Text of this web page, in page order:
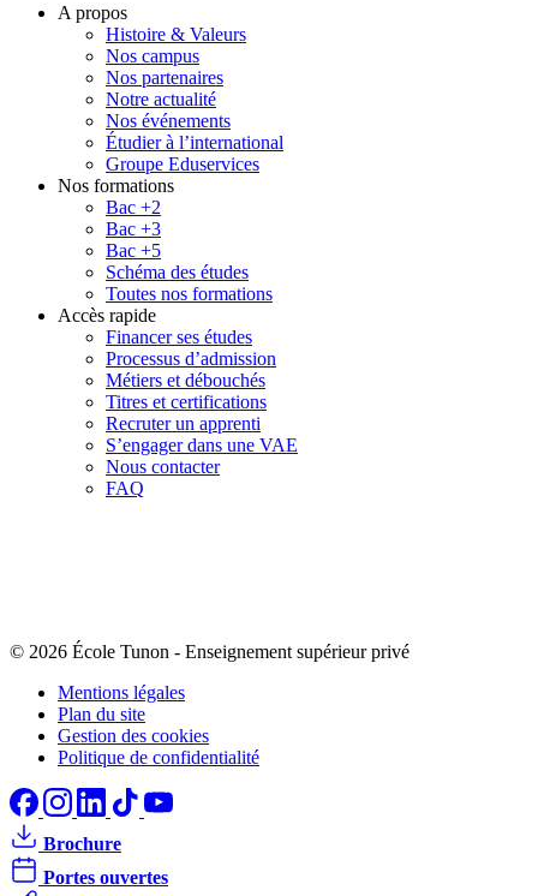
A propos
Histoire & Valeurs
Nos campus
Nos partenaires
Notre actualité
Nos événements
Étudier à l’international
Groupe Eduservices
Nos formations
Bac +2
Bac +3
Bac +5
Schéma des études
Toutes nos formations
Accès rapide
Financer ses études
Processus d’admission
Métiers et débouchés
Titres et certifications
Recruter un apprenti
S’engager dans une VAE
Nous contacter
FAQ
© 2026 École Tunon - Enseignement supérieur privé
Mentions légales
Plan du site
Gestion des cookies
Politique de confidentialité
Brochure
Portes ouvertes